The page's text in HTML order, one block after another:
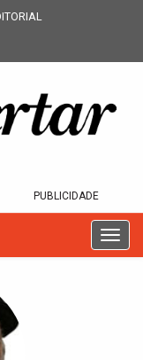
PUBLICIDADE
T
o